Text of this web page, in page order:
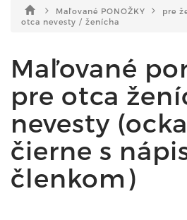
Maľované PONOŽKY
pre
otca nevesty / ženícha
Maľované
pre otca
nevesty
čierne s
členkom)